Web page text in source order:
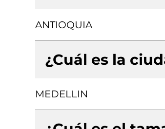
ANTIOQUIA
¿Cuál es la
MEDELLIN